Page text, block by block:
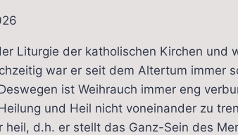
Liturgie der katholischen Kirchen und
war er seit dem Altertum immer
ist Weihrauch immer eng
und Heil nicht voneinander zu
d.h. er stellt das Ganz-Sein des